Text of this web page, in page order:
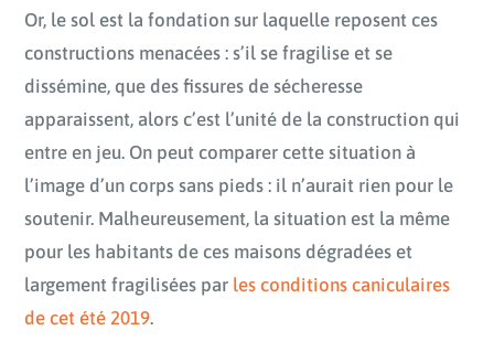
Or, le sol est la fondation sur laquelle reposent ces
constructions menacées : s’il se fragilise et se
dissémine, que des fissures de sécheresse
apparaissent, alors c’est l’unité de la construction qui
entre en jeu. On peut comparer cette situation à
l’image d’un corps sans pieds : il n’aurait rien pour le
soutenir. Malheureusement, la situation est la même
pour les habitants de ces maisons dégradées et
largement fragilisées par les conditions caniculaires
de cet été 2019.